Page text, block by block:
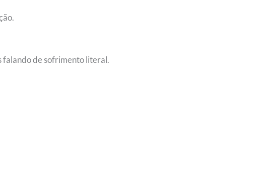
falando de sofrimento literal.